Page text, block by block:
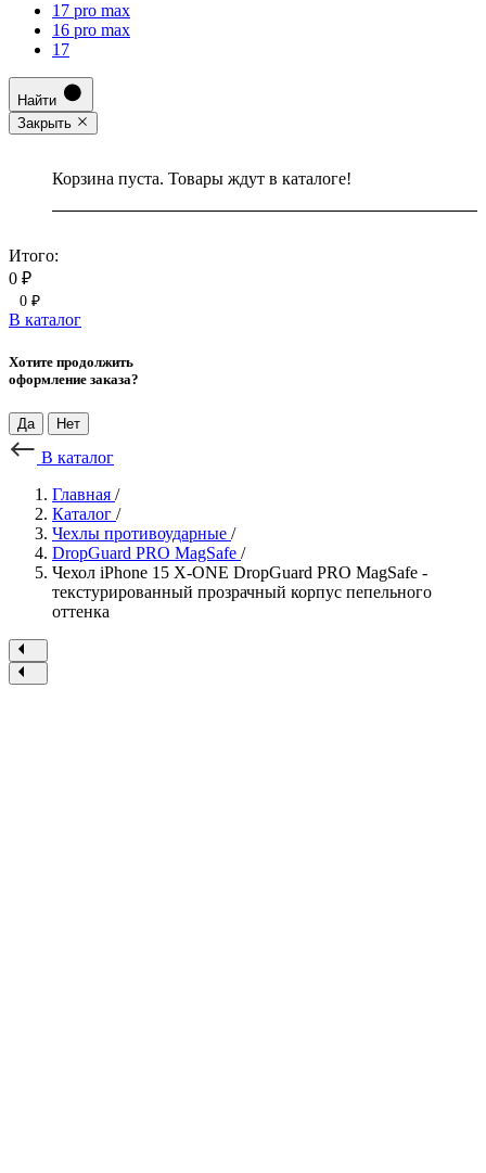
17 pro max
16 pro max
17
Найти
Закрыть
Корзина пуста. Товары ждут в каталоге!
Итого:
0 ₽
0 ₽
В каталог
Хотите продолжить
оформление заказа?
Да Нет
В каталог
Главная /
Каталог /
Чехлы противоударные /
DropGuard PRO MagSafe /
Чехол iPhone 15 X-ONE DropGuard PRO MagSafe -
текстурированный прозрачный корпус пепельного
оттенка